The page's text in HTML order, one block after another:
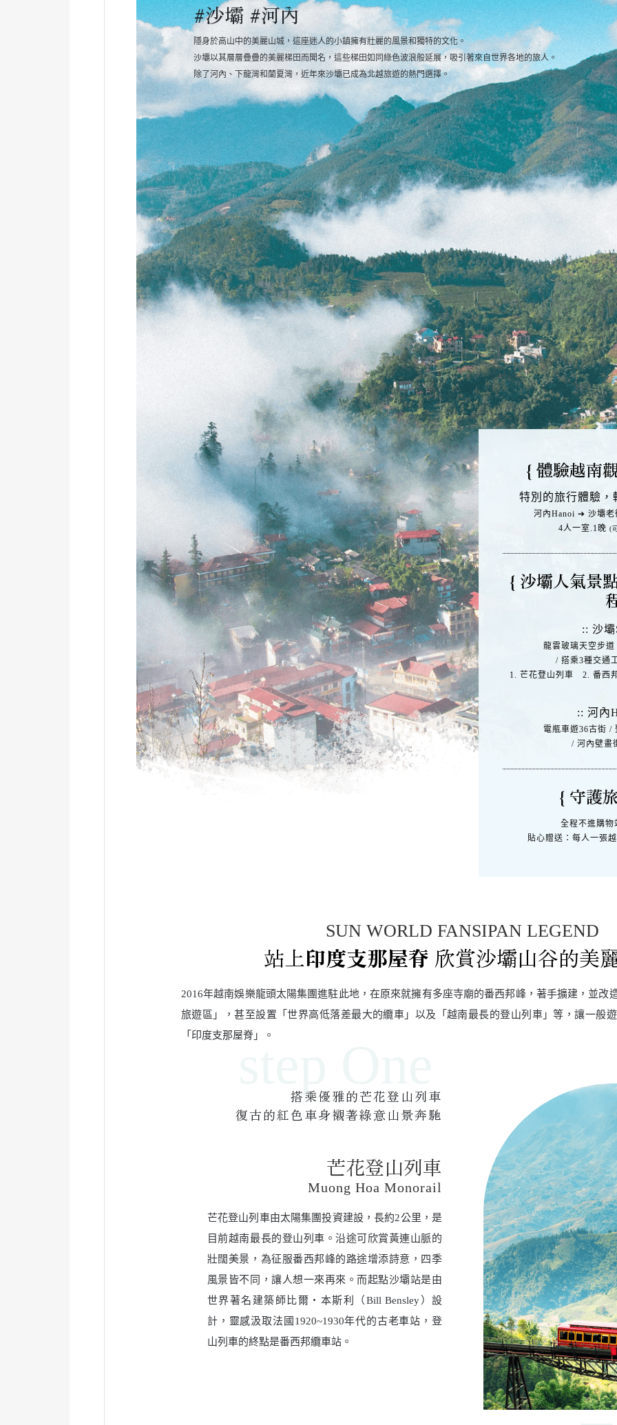
#沙壩 #河內
隱身於高山中的美麗山城，這座迷人的小鎮擁有壯麗的風景和獨特的文化。
沙壩以其層層疊疊的美麗梯田而聞名，這些梯田如同綠色波浪般延展，吸引著來自世界各地的旅人。
除了河內、下龍灣和蘭夏灣，近年來沙壩已成為北越旅遊的熱門選擇。
{ 體驗越南
特別的旅行體驗，
河內Hanoi ➔ 沙壩老
4人一室.1晚 (
{ 沙壩人氣景
:: 沙
龍雲玻璃天空步
/ 搭乘3種交通
1. 芒花登山列車 2. 番西
:: 河內
電瓶車遊36古街 /
/ 河內壁畫
{ 守護
全程不進購
貼心贈送：每人一張
SUN WORLD FANSIPAN LEGEND
站上印度支那屋脊 欣賞沙壩山谷的美
2016年越南娛樂龍頭太陽集團進駐此地，在原來就擁有多座寺廟的番西邦峰，著手擴建，並改
旅遊區」，甚至設置「世界高低落差最大的纜車」以及「越南最長的登山列車」等，讓一般
「印度支那屋脊」。
搭乘優雅的芒花登山列車
復古的紅色車身襯著綠意山景奔馳
芒花登山列車
Muong Hoa Monorail
芒花登山列車由太陽集團投資建設，長約2公里，是
目前越南最長的登山列車。沿途可欣賞黃連山脈的
壯闊美景，為征服番西邦峰的路途增添詩意，四季
風景皆不同，讓人想一來再來。而起點沙壩站是由
世界著名建築師比爾‧本斯利（Bill Bensley）設
計，靈感汲取法國1920~1930年代的古老車站，登
山列車的終點是番西邦纜車站。